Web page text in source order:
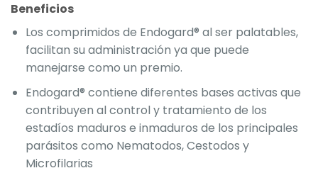
Beneficios
Los comprimidos de Endogard® al ser palatables,
facilitan su administración ya que puede
manejarse como un premio.
Endogard® contiene diferentes bases activas que
contribuyen al control y tratamiento de los
estadíos maduros e inmaduros de los principales
parásitos como Nematodos, Cestodos y
Microfilarias